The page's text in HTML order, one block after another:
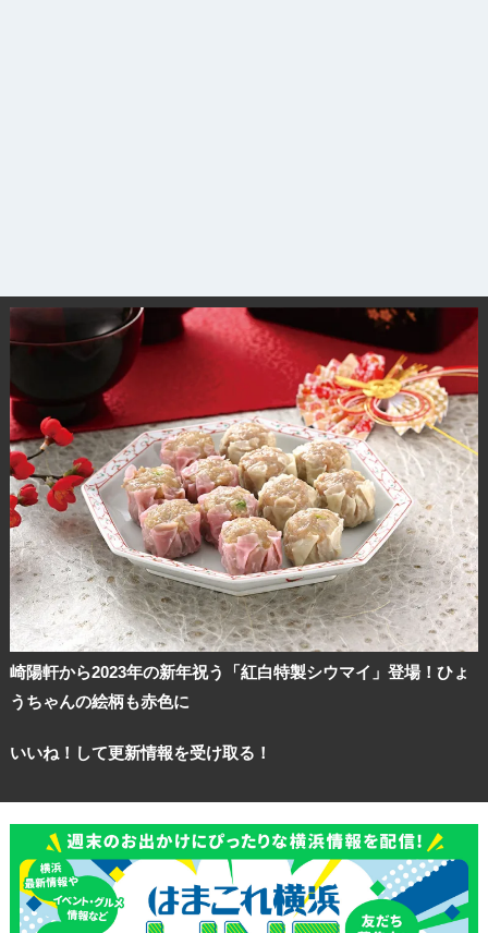
崎陽軒から2023年の新年祝う「紅白特製シウマイ」登場！ひょ
うちゃんの絵柄も赤色に
いいね！して更新情報を受け取る！